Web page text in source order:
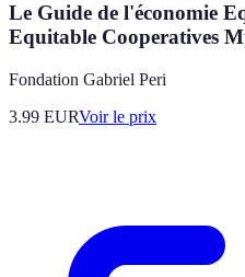
Le Guide de l'économie
Equitable Cooperatives
Fondation Gabriel Peri
3.99 EURVoir le prix